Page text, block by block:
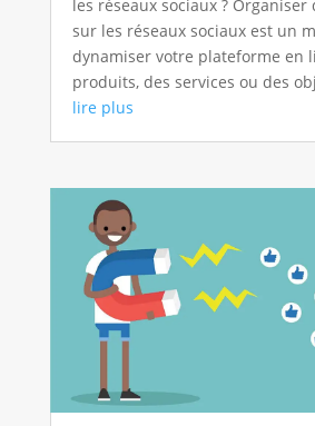
les réseaux sociaux ? Organiser
sur les réseaux sociaux est un
dynamiser votre plateforme en
produits, des services ou des
lire plus